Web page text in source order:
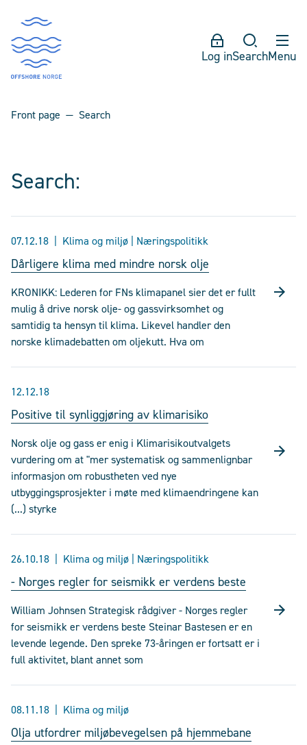
Log inSearchMenu
Front page Search
Search:
07.12.18 Klima og miljø | Næringspolitikk
Dårligere klima med mindre norsk olje
KRONIKK: Lederen for FNs klimapanel sier det er fullt
mulig å drive norsk olje- og gassvirksomhet og
samtidig ta hensyn til klima. Likevel handler den
norske klimadebatten om oljekutt. Hva om
12.12.18
Positive til synliggjøring av klimarisiko
Norsk olje og gass er enig i Klimarisikoutvalgets
vurdering om at "mer systematisk og sammenlignbar
informasjon om robustheten ved nye
utbyggingsprosjekter i møte med klimaendringene kan
(...) styrke
26.10.18 Klima og miljø | Næringspolitikk
- Norges regler for seismikk er verdens beste
William Johnsen Strategisk rådgiver - Norges regler
for seismikk er verdens beste Steinar Bastesen er en
levende legende. Den spreke 73-åringen er fortsatt er i
full aktivitet, blant annet som
08.11.18 Klima og miljø
Olja utfordrer miljøbevegelsen på hjemmebane